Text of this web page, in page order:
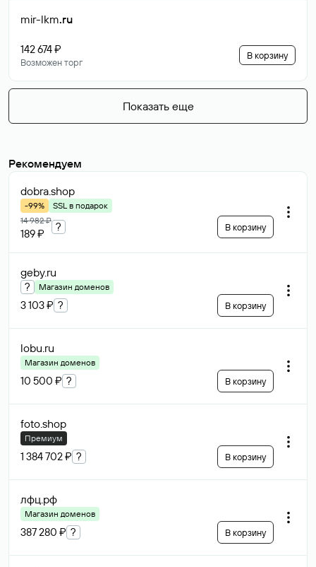
mir-lkm.ru
142 674 ₽
Возможен торг
В корзину
Показать еще
Рекомендуем
dobra.shop
-99%
SSL в подарок
14 982 ₽
189 ₽
? В корзину
geby.ru
? Магазин доменов
3 103 ₽ ? В корзину
lobu.ru
Магазин доменов
10 500 ₽ ? В корзину
foto.shop
Премиум
1 384 702 ₽ ? В корзину
лфц.рф
Магазин доменов
387 280 ₽ ? В корзину